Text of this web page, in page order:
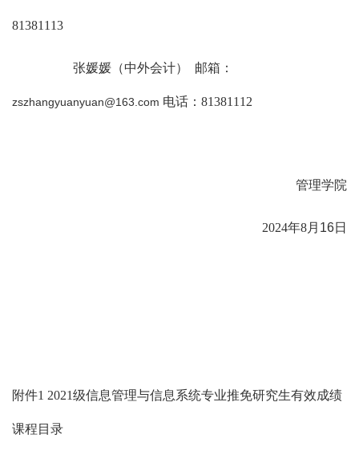
81381113
张媛媛（中外会计） 邮箱：
zszhangyuanyuan@163.com 电话： 81381112
管理学院
2024年8月 16日
附件1 2021级信息管理与信息系统专业推免研究生有效成绩
课程目录